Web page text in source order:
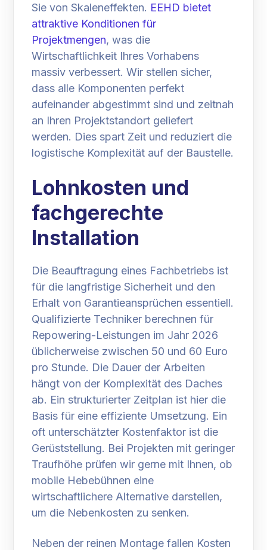
Sie von Skaleneffekten. EEHD bietet
attraktive Konditionen für
Projektmengen, was die
Wirtschaftlichkeit Ihres Vorhabens
massiv verbessert. Wir stellen sicher,
dass alle Komponenten perfekt
aufeinander abgestimmt sind und zeitnah
an Ihren Projektstandort geliefert
werden. Dies spart Zeit und reduziert die
logistische Komplexität auf der Baustelle.
Lohnkosten und
fachgerechte
Installation
Die Beauftragung eines Fachbetriebs ist
für die langfristige Sicherheit und den
Erhalt von Garantieansprüchen essentiell.
Qualifizierte Techniker berechnen für
Repowering-Leistungen im Jahr 2026
üblicherweise zwischen 50 und 60 Euro
pro Stunde. Die Dauer der Arbeiten
hängt von der Komplexität des Daches
ab. Ein strukturierter Zeitplan ist hier die
Basis für eine effiziente Umsetzung. Ein
oft unterschätzter Kostenfaktor ist die
Gerüststellung. Bei Projekten mit geringer
Traufhöhe prüfen wir gerne mit Ihnen, ob
mobile Hebebühnen eine
wirtschaftlichere Alternative darstellen,
um die Nebenkosten zu senken.
Neben der reinen Montage fallen Kosten